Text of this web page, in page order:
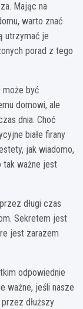
Mając na
warto znać
utrzymać je
porad z tego
może być
domowi, ale
dnia. Choć
białe firany
jak wiadomo,
tak ważne jest
długi czas
Sekretem jest
jest zarazem
odpowiednie
ważne, jeśli nasze
dłuższy